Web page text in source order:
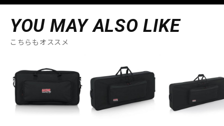
YOU MAY ALSO LIKE
こちらもオススメ